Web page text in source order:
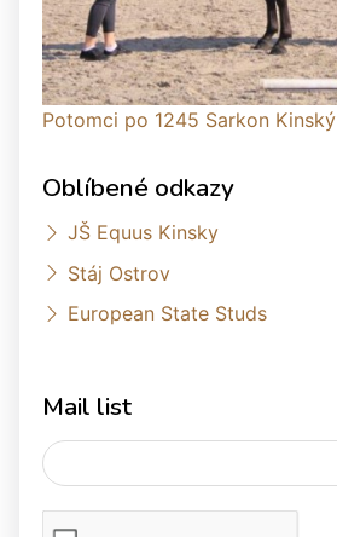
Potomci po 1245 Sarkon Kinský
Oblíbené odkazy
JŠ Equus Kinsky
Stáj Ostrov
European State Studs
Mail list